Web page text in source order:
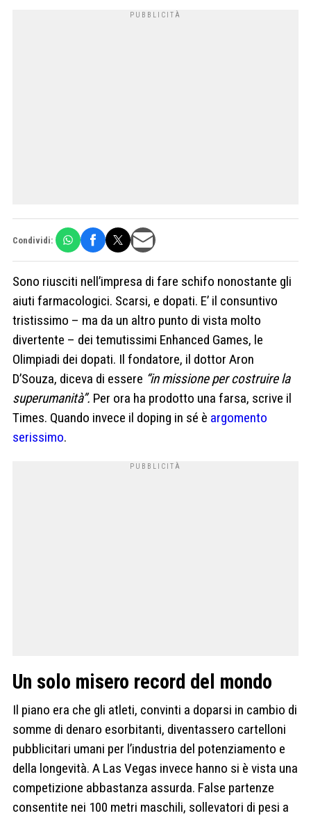
Condividi:
Sono riusciti nell’impresa di fare schifo nonostante gli
aiuti farmacologici. Scarsi, e dopati. E’ il consuntivo
tristissimo – ma da un altro punto di vista molto
divertente – dei temutissimi Enhanced Games, le
Olimpiadi dei dopati. Il fondatore, il dottor Aron
D’Souza, diceva di essere “in missione per costruire la
superumanità”. Per ora ha prodotto una farsa, scrive il
Times. Quando invece il doping in sé è argomento
serissimo.
Un solo misero record del mondo
Il piano era che gli atleti, convinti a doparsi in cambio di
somme di denaro esorbitanti, diventassero cartelloni
pubblicitari umani per l’industria del potenziamento e
della longevità. A Las Vegas invece hanno si è vista una
competizione abbastanza assurda. False partenze
consentite nei 100 metri maschili, sollevatori di pesi a